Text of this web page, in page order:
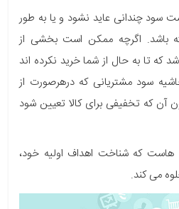
سود چندانی عاید نشود و یا به طور
باشد. اگرچه ممکن است بخشی از
که تا به حال از شما خرید نکرده اند
سود مشتریانی که درهرصورت از
آن که تخفیفی برای کالا تعیین شود
که شناخت اهداف اولیه خود،
می کند.